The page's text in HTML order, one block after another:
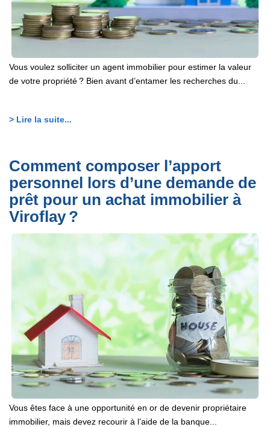
Vous voulez solliciter un agent immobilier pour estimer la valeur
de votre propriété ? Bien avant d’entamer les recherches du...
> Lire la suite...
Comment composer l’apport
personnel lors d’une demande de
prêt pour un achat immobilier à
Viroflay ?
Vous êtes face à une opportunité en or de devenir propriétaire
immobilier, mais devez recourir à l’aide de la banque...